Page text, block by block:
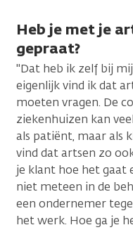
Heb je met je
gepraat?
"Dat heb ik zelf bij
eigenlijk vind ik dat
moeten vragen. De
ziekenhuizen kan
als patiënt, maar als
vind dat artsen zo
je klant hoe het gaat
niet meteen in de
een ondernemer
het werk. Hoe ga je